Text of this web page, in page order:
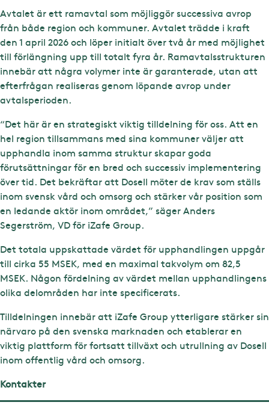
Avtalet är ett ramavtal som möjliggör successiva avrop
från både region och kommuner. Avtalet trädde i kraft
den 1 april 2026 och löper initialt över två år med möjlighet
till förlängning upp till totalt fyra år. Ramavtalsstrukturen
innebär att några volymer inte är garanterade, utan att
efterfrågan realiseras genom löpande avrop under
avtalsperioden.
“Det här är en strategiskt viktig tilldelning för oss. Att en
hel region tillsammans med sina kommuner väljer att
upphandla inom samma struktur skapar goda
förutsättningar för en bred och successiv implementering
över tid. Det bekräftar att Dosell möter de krav som ställs
inom svensk vård och omsorg och stärker vår position som
en ledande aktör inom området,” säger Anders
Segerström, VD för iZafe Group.
Det totala uppskattade värdet för upphandlingen uppgår
till cirka 55 MSEK, med en maximal takvolym om 82,5
MSEK. Någon fördelning av värdet mellan upphandlingens
olika delområden har inte specificerats.
Tilldelningen innebär att iZafe Group ytterligare stärker sin
närvaro på den svenska marknaden och etablerar en
viktig plattform för fortsatt tillväxt och utrullning av Dosell
inom offentlig vård och omsorg.
Kontakter